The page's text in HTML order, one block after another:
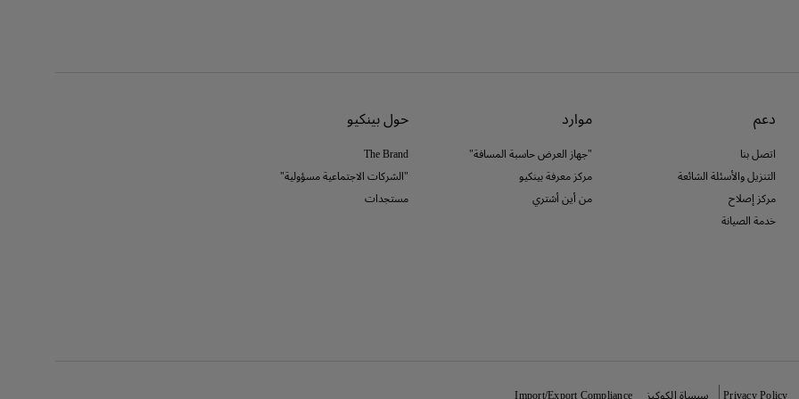
دعم
اتصل بنا
التنزيل والأسئلة الشائعة
مركز إصلاح
خدمة الصيانة
موارد
"جهاز العرض حاسبة المسافة"
مركز معرفة بينكيو
من أين أشتري
حول بينكيو
The Brand
"الشركات الاجتماعية مسؤولية"
مستجدات